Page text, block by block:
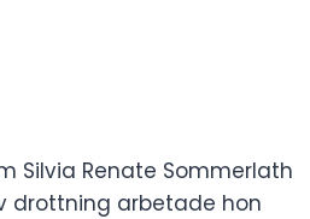
Silvia Renate Sommerlath
drottning arbetade hon